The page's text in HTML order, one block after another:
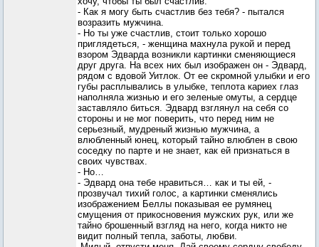
- Как я могу быть счастлив без тебя? - пытался
возразить мужчина.
- Но ты уже счастлив, стоит только хорошо
приглядеться, - женщина махнула рукой и перед
взором Эдварда возникли картинки сменяющиеся
друг друга. На всех них был изображен он - Эдвард,
рядом с вдовой Уитлок. От ее скромной улыбки и его
губы расплывались в улыбке, теплота кариех глаз
наполняла жизнью и его зеленые омуты, а сердце
заставляло биться. Эдвард взглянул на себя со
стороны и не мог поверить, что перед ним не
серьезный, мудреный жизнью мужчина, а
влюбленный юнец, который тайно влюблен в свою
соседку по парте и не знает, как ей признаться в
своих чувствах.
- Но…
- Эдвард она тебе нравиться… как и ты ей, -
прозвучал тихий голос, а картинки сменялись
изображением Беллы показывая ее румянец
смущения от прикосновения мужских рук, или же
тайно брошенный взгляд на него, когда никто не
видит полный тепла, заботы, любви.